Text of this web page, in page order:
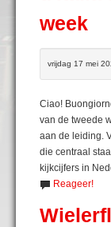
week
vrijdag 17 mei
Ciao!
van de tweede
aan de leiding.
die centraal
kijkcijfers in
Reageer!